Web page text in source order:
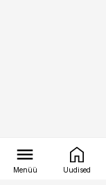
Menüü Uudised